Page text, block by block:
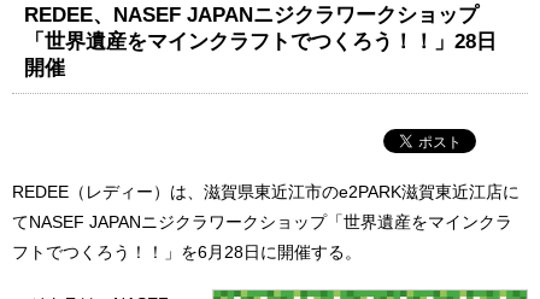
REDEE、NASEF JAPANニジクラワークショップ
「世界遺産をマインクラフトでつくろう！！」28日
開催
REDEE（レディー）は、滋賀県東近江市のe2PARK滋賀東近江店に
てNASEF JAPANニジクラワークショップ「世界遺産をマインクラ
フトでつくろう！！」を6月28日に開催する。